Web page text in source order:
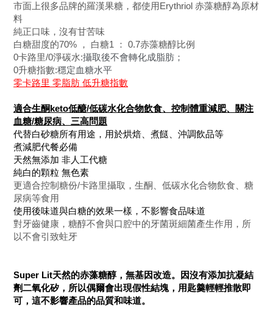
市面上很多品牌的羅漢果糖，都使用Erythriol 赤藻糖醇為原材
料
純正口味，沒有甘苦味
白糖甜度的70% ， 白糖1 ： 0.7赤藻糖醇比例
0卡路里/0淨碳水:攝取後不會轉化成脂肪；
0升糖指數:穩定血糖水平
零卡路里 零脂肪 低升糖指數
適合生酮keto低醣/低碳水化合物飲食、控制體重減肥、關注
血糖/糖尿病、三高問題
代替白砂糖所有用途，用於烘焙、煮餸、沖調飲品等
煮減肥代餐必備
天然無添加 非人工代糖
純白的顆粒 無色素
更適合控制糖份/卡路里攝取，生酮、低碳水化合物飲食、糖
尿病等食用
使用後味道與白糖的效果一樣，不影響食品味道
對牙齒健康，糖醇不會與口腔中的牙菌斑細菌產生作用，所
以不會引致蛀牙
Super Lit天然的赤藻糖醇，無基因改造。因沒有添加抗凝結
劑二氧化矽，所以偶爾會出現假性結塊，用匙羹輕輕推散即
可，這不影響產品的品質和味道。